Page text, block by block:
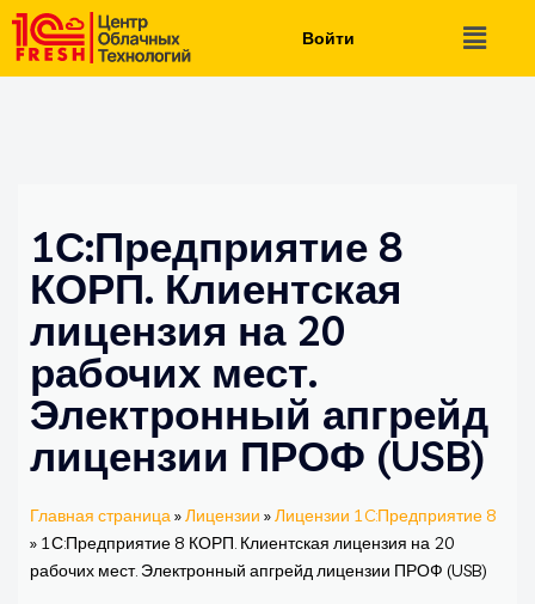
Войти
1С:Предприятие 8
КОРП. Клиентская
лицензия на 20
рабочих мест.
Электронный апгрейд
лицензии ПРОФ (USB)
Главная страница»Лицензии »Лицензии 1C:Предприятие 8
» 1С:Предприятие 8 КОРП. Клиентская лицензия на 20
рабочих мест. Электронный апгрейд лицензии ПРОФ (USB)